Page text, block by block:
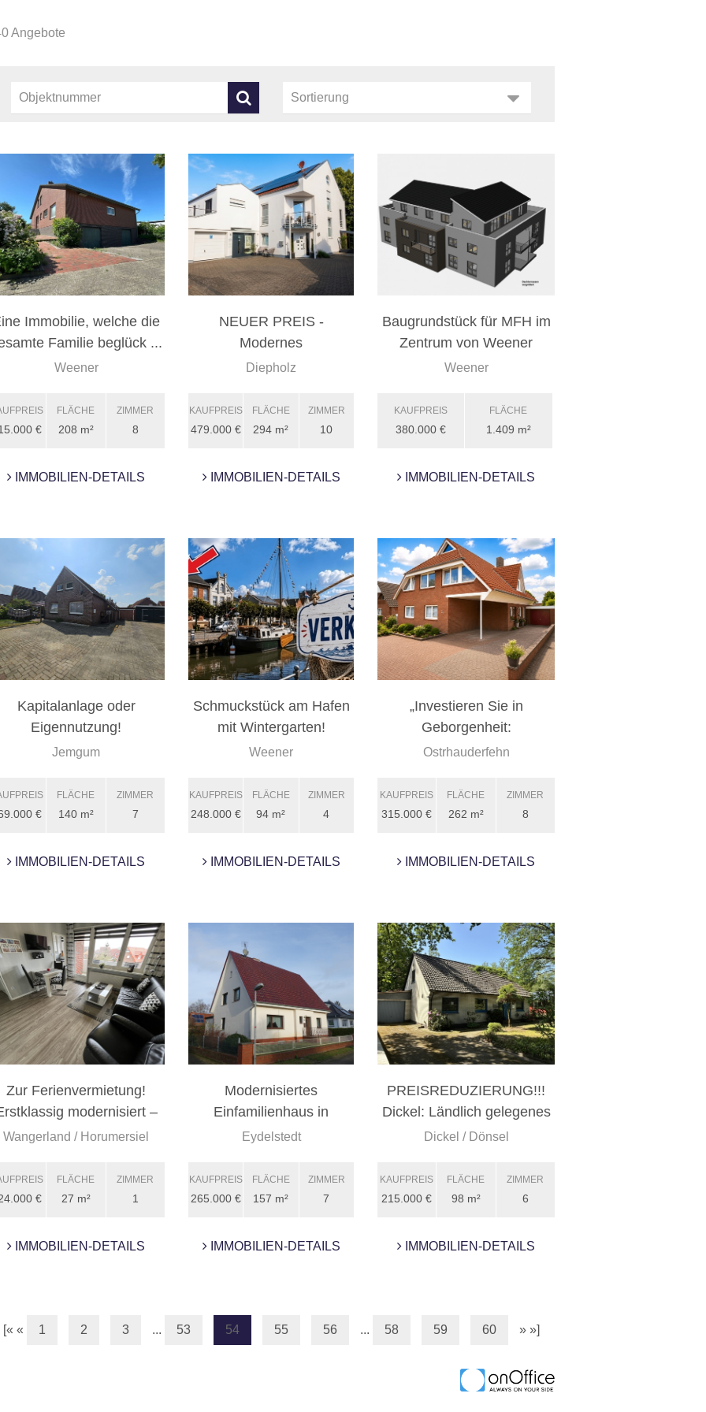
Angebote
Immobilie, welche die
Familie beglück ...
Weener
€
FLÄCHE
208 m²
ZIMMER
8
IMMOBILIEN-DETAILS
NEUER PREIS -
Modernes
Einfamilienhaus mit
Diepholz
KAUFPREIS
479.000 €
FLÄCHE
294 m²
ZIMMER
10
IMMOBILIEN-DETAILS
Baugrundstück für MFH im
Zentrum von Weener
Weener
KAUFPREIS
380.000 €
FLÄCHE
1.409 m²
IMMOBILIEN-DETAILS
Kapitalanlage oder
Eigennutzung!
Jemgum
€
FLÄCHE
140 m²
ZIMMER
7
IMMOBILIEN-DETAILS
Schmuckstück am Hafen
mit Wintergarten!
Weener
KAUFPREIS
248.000 €
FLÄCHE
94 m²
ZIMMER
4
IMMOBILIEN-DETAILS
„Investieren Sie in
Geborgenheit:
Zweifamilienhaus ...
Ostrhauderfehn
KAUFPREIS
315.000 €
FLÄCHE
262 m²
ZIMMER
8
IMMOBILIEN-DETAILS
Zur Ferienvermietung!
modernisiert –
m ...
Wangerland / Horumersiel
€
FLÄCHE
27 m²
ZIMMER
1
IMMOBILIEN-DETAILS
Modernisiertes
Einfamilienhaus in
Eydelstedt/Barns ...
Eydelstedt
KAUFPREIS
265.000 €
FLÄCHE
157 m²
ZIMMER
7
IMMOBILIEN-DETAILS
PREISREDUZIERUNG!!!
Dickel: Ländlich gelegenes
Ein ...
Dickel / Dönsel
KAUFPREIS
215.000 €
FLÄCHE
98 m²
ZIMMER
6
IMMOBILIEN-DETAILS
[« « 1 2 3 ... 53 54 55 56 ... 58 59 60 » »]